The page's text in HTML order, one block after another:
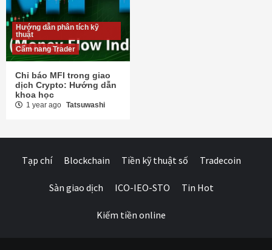
Hướng dẫn phân tích kỹ
thuật
Cẩm nang Trader
Chỉ báo MFI trong giao
dịch Crypto: Hướng dẫn
khoa học
1 year ago Tatsuwashi
Tạp chí Blockchain Tiền kỹ thuật số Tradecoin
Sàn giao dịch ICO-IEO-STO Tin Hot
Kiếm tiền online